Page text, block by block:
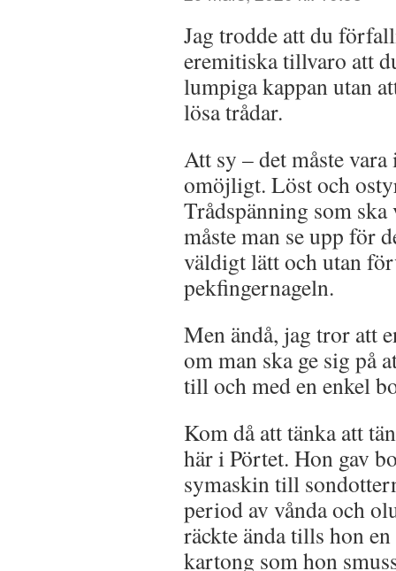
Jag trodde att du
eremitiska tillvaro att
lumpiga kappan utan
lösa trådar.
Att sy – det måste vara
omöjligt. Löst och
Trådspänning som ska
måste man se upp för
väldigt lätt och utan
pekfingernageln.
Men ändå, jag tror att
om man ska ge sig på
till och med en enkel
Kom då att tänka att
här i Pörtet. Hon gav
symaskin till
period av vånda och
räckte ända tills hon
kartong som hon